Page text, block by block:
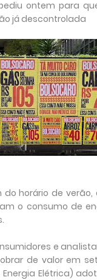
ontem para
já descontrolada
horário de
o consumo de
e
de valor em
Elétrica)